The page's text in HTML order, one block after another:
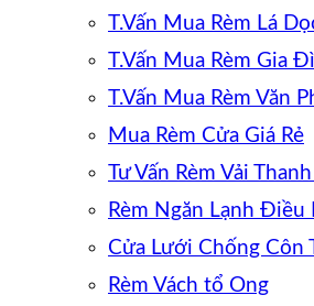
T.Vấn Mua Rèm Lá
T.Vấn Mua Rèm Gia
T.Vấn Mua Rèm Văn
Mua Rèm Cửa Giá Rẻ
Tư Vấn Rèm Vải
Rèm Ngăn Lạnh Điều
Cửa Lưới Chống Côn
Rèm Vách tổ Ong